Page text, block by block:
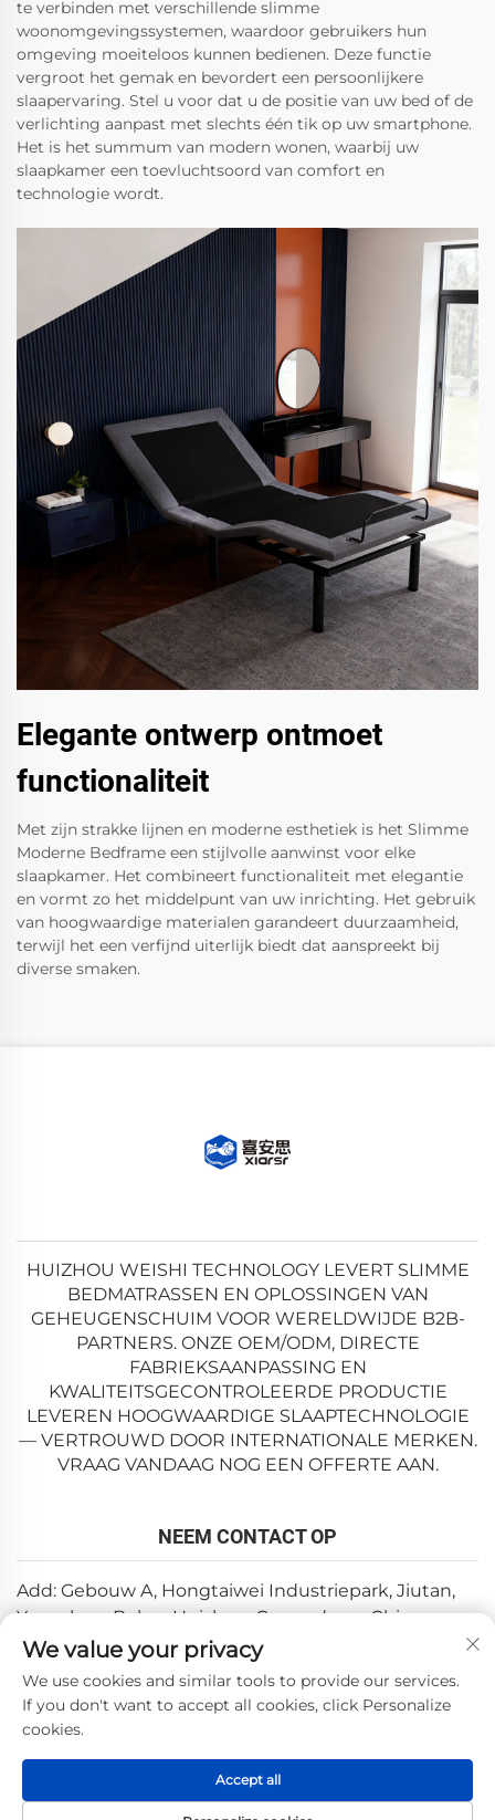
te verbinden met verschillende slimme
woonomgevingssystemen, waardoor gebruikers hun
omgeving moeiteloos kunnen bedienen. Deze functie
vergroot het gemak en bevordert een persoonlijkere
slaapervaring. Stel u voor dat u de positie van uw bed of de
verlichting aanpast met slechts één tik op uw smartphone.
Het is het summum van modern wonen, waarbij uw
slaapkamer een toevluchtsoord van comfort en
technologie wordt.
Elegante ontwerp ontmoet
functionaliteit
Met zijn strakke lijnen en moderne esthetiek is het Slimme
Moderne Bedframe een stijlvolle aanwinst voor elke
slaapkamer. Het combineert functionaliteit met elegantie
en vormt zo het middelpunt van uw inrichting. Het gebruik
van hoogwaardige materialen garandeert duurzaamheid,
terwijl het een verfijnd uiterlijk biedt dat aanspreekt bij
diverse smaken.
HUIZHOU WEISHI TECHNOLOGY LEVERT SLIMME
BEDMATRASSEN EN OPLOSSINGEN VAN
GEHEUGENSCHUIM VOOR WERELDWIJDE B2B-
PARTNERS. ONZE OEM/ODM, DIRECTE
FABRIEKSAANPASSING EN
KWALITEITSGECONTROLEERDE PRODUCTIE
LEVEREN HOOGWAARDIGE SLAAPTECHNOLOGIE
— VERTROUWD DOOR INTERNATIONALE MERKEN.
VRAAG VANDAAG NOG EEN OFFERTE AAN.
NEEM CONTACT OP
Add: Gebouw A, Hongtaiwei Industriepark, Jiutan,
Yuanzhou, Boluo, Huizhou, Guangdong, China
E-mail:[email protected]
Tel:+86-0752-6688646
Copyright © 2025 door Huizhou Weishi Technology Co., Ltd.
Privacybeleid
We value your privacy
We use cookies and similar tools to provide our services.
If you don't want to accept all cookies, click Personalize
cookies.
Accept all